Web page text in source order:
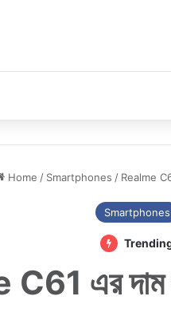
Home / Smartphones / Realme
Smartphones
এর দাম